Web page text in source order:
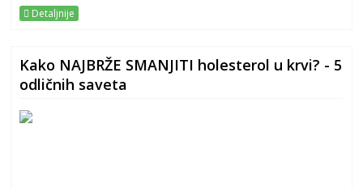
Detaljnije
Kako NAJBRŽE SMANJITI holesterol u krvi? - 5
odličnih saveta